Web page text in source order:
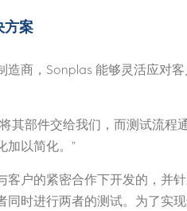
方案
造商，Sonplas 能够灵活应对
其部件交给我们，而测试流程
加以简化。”
客户的紧密合作下开发的，并
同时进行两者的测试。为了实